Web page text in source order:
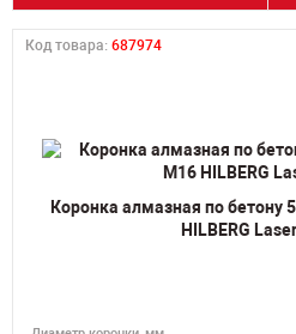
Код товара: 687974
Коронка алмазная по бетону
HILBERG